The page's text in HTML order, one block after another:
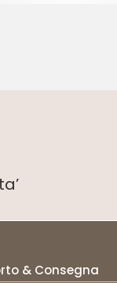
& Consegna